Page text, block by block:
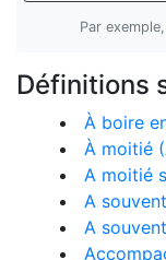
Par
Définitions
À boire
À moitié
A moitié
A
A